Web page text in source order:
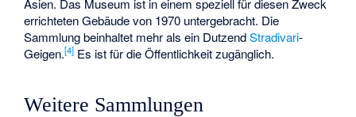
Asien. Das Museum ist in einem speziell für diesen Zweck
errichteten Gebäude von 1970 untergebracht. Die
Sammlung beinhaltet mehr als ein DutzendStradivari-
Geigen.[4] Es ist für die Öffentlichkeit zugänglich.
Weitere Sammlungen